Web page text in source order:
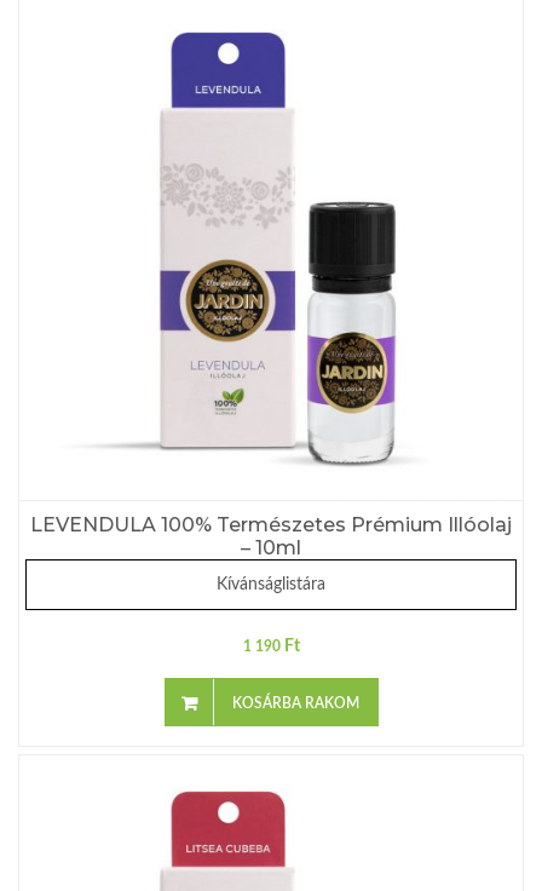
LEVENDULA 100% Természetes Prémium Illóolaj
– 10ml
Kívánságlistára
1 190 Ft
KOSÁRBA RAKOM